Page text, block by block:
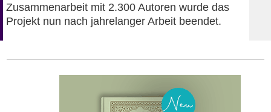
Zusammenarbeit mit 2.300 Autoren wurde das
Projekt nun nach jahrelanger Arbeit beendet.